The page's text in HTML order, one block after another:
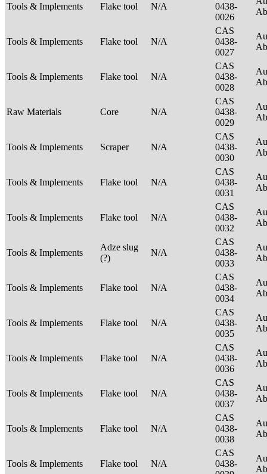
Tools & Implements Flake tool N/A
0438-
0026
Tools & Implements Flake tool N/A
CAS
0438-
0027
Tools & Implements Flake tool N/A
CAS
0438-
0028
Raw Materials Core N/A
CAS
0438-
0029
Tools & Implements Scraper N/A
CAS
0438-
0030
Tools & Implements Flake tool N/A
CAS
0438-
0031
Tools & Implements Flake tool N/A
CAS
0438-
0032
Tools & Implements
Adze slug
(?)
N/A
CAS
0438-
0033
Tools & Implements Flake tool N/A
CAS
0438-
0034
Tools & Implements Flake tool N/A
CAS
0438-
0035
Tools & Implements Flake tool N/A
CAS
0438-
0036
Tools & Implements Flake tool N/A
CAS
0438-
0037
Tools & Implements Flake tool N/A
CAS
0438-
0038
Tools & Implements Flake tool N/A
CAS
0438-